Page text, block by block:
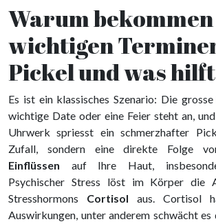
Warum
wichtigen
Pickel und was
Es ist ein klassisches Szenario: Die
wichtige Date oder eine Feier steht an,
Uhrwerk spriesst ein schmerzhafter
Zufall, sondern eine direkte Folge
Einflüssen auf Ihre Haut,
Psychischer Stress löst im Körper die
Stresshormons Cortisol aus. Cortisol
Auswirkungen, unter anderem schwächt es